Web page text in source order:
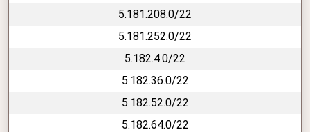
5.181.208.0/22
5.181.252.0/22
5.182.4.0/22
5.182.36.0/22
5.182.52.0/22
5.182.64.0/22